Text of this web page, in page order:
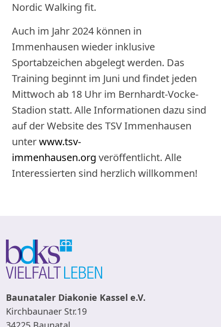
Nordic Walking fit.
Auch im Jahr 2024 können in
Immenhausen wieder inklusive
Sportabzeichen abgelegt werden. Das
Training beginnt im Juni und findet jeden
Mittwoch ab 18 Uhr im Bernhardt-Vocke-
Stadion statt. Alle Informationen dazu sind
auf der Website des TSV Immenhausen
unterwww.tsv-
immenhausen.org veröffentlicht. Alle
Interessierten sind herzlich willkommen!
Baunataler Diakonie Kassel e.V.
Kirchbaunaer Str.19